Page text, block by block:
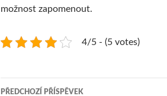
možnost zapomenout.
4/5 - (5 votes)
Navigace
PŘEDCHOZÍ PŘÍSPĚVEK